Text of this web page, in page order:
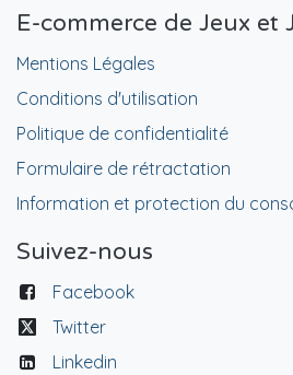
E-commerce de Jeux et
Mentions Légales
Conditions d'utilisation
Politique de confidentialité
Formulaire de rétractation
Information et protection du
Suivez-nous
Facebook
Twitter
Linkedin